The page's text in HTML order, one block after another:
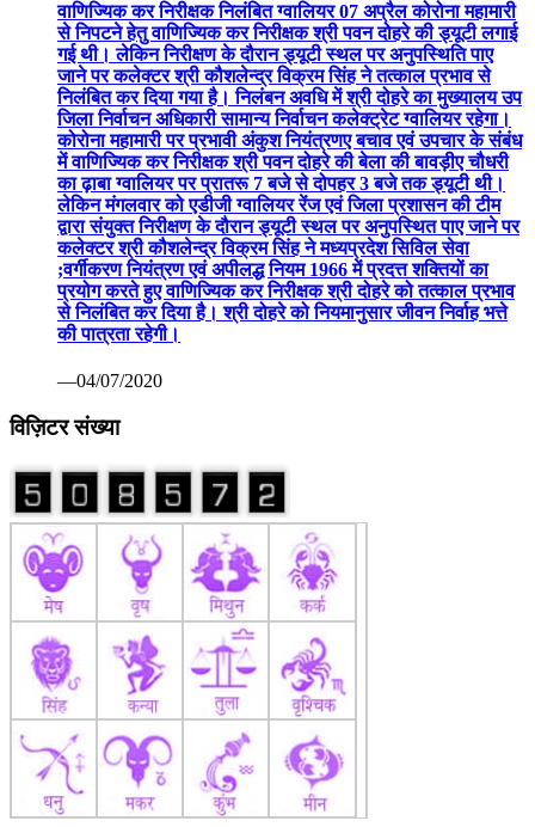
वाणिज्यिक कर निरीक्षक निलंबित ग्वालियर 07 अप्रैल कोरोना महामारी
से निपटने हेतु वाणिज्यिक कर निरीक्षक श्री पवन दोहरे की ड्यूटी लगाई
गई थी। लेकिन निरीक्षण के दौरान ड्यूटी स्थल पर अनुपस्थिति पाए
जाने पर कलेक्टर श्री कौशलेन्द्र विक्रम सिंह ने तत्काल प्रभाव से
निलंबित कर दिया गया है। निलंबन अवधि में श्री दोहरे का मुख्यालय उप
जिला निर्वाचन अधिकारी सामान्य निर्वाचन कलेक्ट्रेट ग्वालियर रहेगा।
कोरोना महामारी पर प्रभावी अंकुश नियंत्रणए बचाव एवं उपचार के संबंध
में वाणिज्यिक कर निरीक्षक श्री पवन दोहरे की बेला की बावड़ीए चौधरी
का ढ़ाबा ग्वालियर पर प्रातरू 7 बजे से दोपहर 3 बजे तक ड्यूटी थी।
लेकिन मंगलवार को एडीजी ग्वालियर रेंज एवं जिला प्रशासन की टीम
द्वारा संयुक्त निरीक्षण के दौरान ड्यूटी स्थल पर अनुपस्थित पाए जाने पर
कलेक्टर श्री कौशलेन्द्र विक्रम सिंह ने मध्यप्रदेश सिविल सेवा
;वर्गीकरण नियंत्रण एवं अपीलद्ध नियम 1966 में प्रदत्त शक्तियों का
प्रयोग करते हुए वाणिज्यिक कर निरीक्षक श्री दोहरे को तत्काल प्रभाव
से निलंबित कर दिया है। श्री दोहरे को नियमानुसार जीवन निर्वाह भत्ते
की पात्रता रहेगी।
—04/07/2020
विज़िटर संख्या